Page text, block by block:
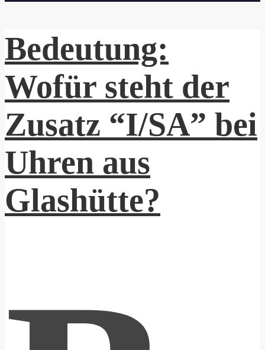
Bedeutung:
Wofür steht der
Zusatz “I/SA” bei
Uhren aus
Glashütte?